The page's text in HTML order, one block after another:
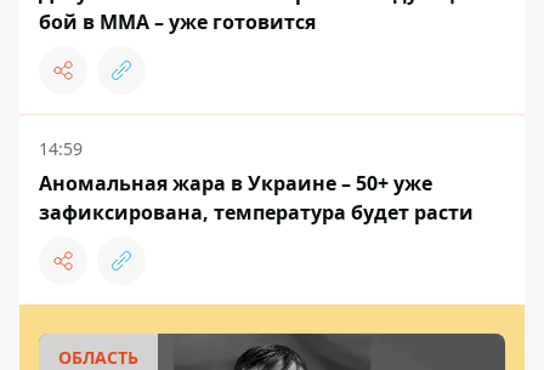
бой в ММА – уже готовится
14:59
Аномальная жара в Украине – 50+ уже
зафиксирована, температура будет расти
ОБЛАСТЬ